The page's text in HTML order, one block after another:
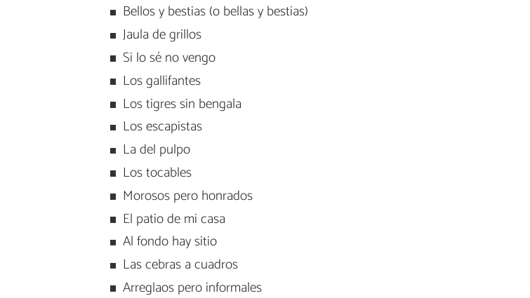
Bellos y bestias (o bellas y bestias)
Jaula de grillos
Si lo sé no vengo
Los gallifantes
Los tigres sin bengala
Los escapistas
La del pulpo
Los tocables
Morosos pero honrados
El patio de mi casa
Al fondo hay sitio
Las cebras a cuadros
Arreglaos pero informales